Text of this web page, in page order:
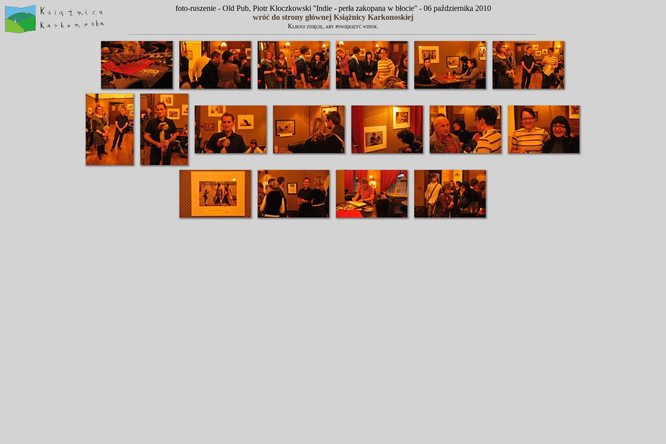
foto-ruszenie - Old Pub, Piotr Kloczkowski ''Indie - perła zakopana w błocie'' - 06 października 2010
wróć do strony głównej Książnicy Karkonoskiej
Kliknij zdjęcie, aby powiększyć widok.